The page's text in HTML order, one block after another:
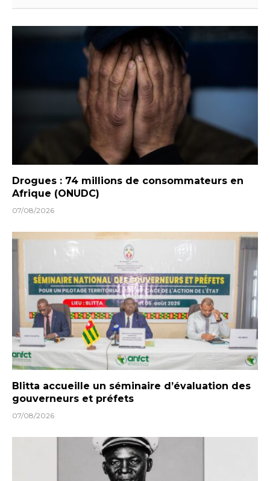
Drogues : 74 millions de consommateurs en
Afrique (ONUDC)
07/08/2026
Blitta accueille un séminaire d’évaluation des
gouverneurs et préfets
07/08/2026